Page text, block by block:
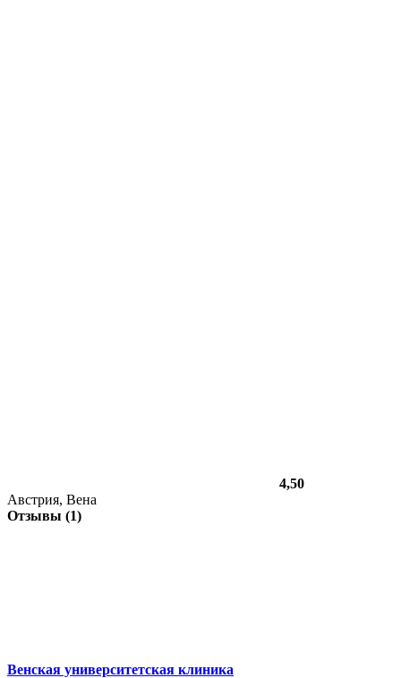
4,50
Австрия, Вена
Отзывы (1)
Венская университетская клиника